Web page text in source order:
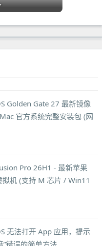
Golden Gate 27 最新镜像
官方系统完整安装包 (网
Pro 26H1 - 最新苹果
拟机 (支持 M 芯片 / Win11
无法打开 App 应用，提示
”错误的简单方法